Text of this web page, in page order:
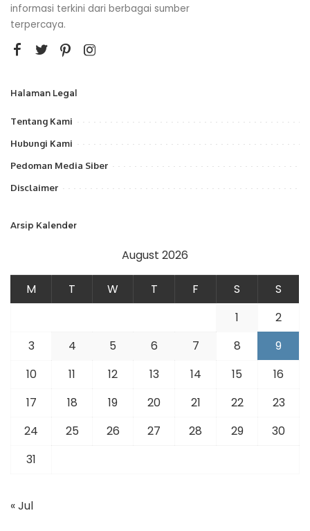
informasi terkini dari berbagai sumber
terpercaya.
Halaman Legal
Tentang Kami
Hubungi Kami
Pedoman Media Siber
Disclaimer
Arsip Kalender
August 2026
M T W T F S
S
1
2
3
4 5 6 7 8
9
10
11 12 13 14 15
16
17
18 19 20 21 22
23
24
25 26 27 28 29
30
31
« Jul